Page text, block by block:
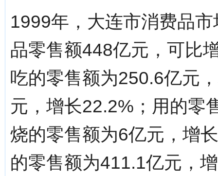
1999年，大连市消费品
品零售额448亿元，可比
吃的零售额为250.6亿元
元，增长22.2%；用的零
烧的零售额为6亿元，增
的零售额为411.1亿元，